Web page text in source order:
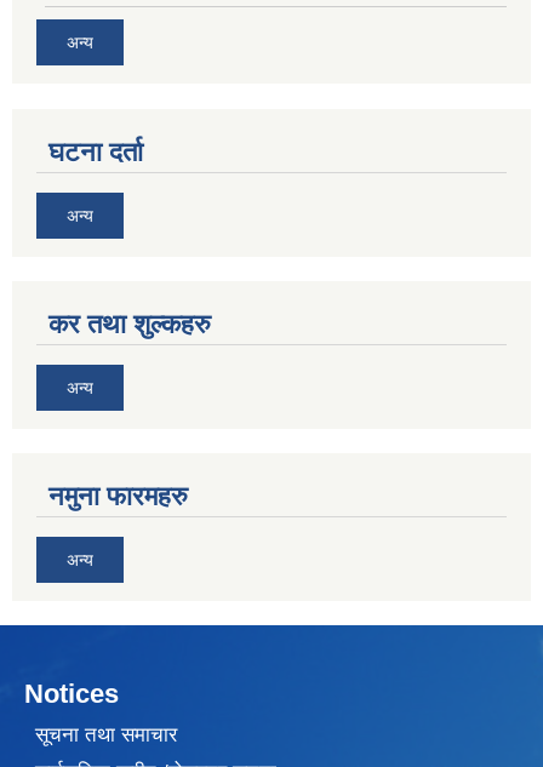
अन्य
घटना दर्ता
अन्य
कर तथा शुल्कहरु
अन्य
नमुना फारमहरु
अन्य
Notices
सूचना तथा समाचार